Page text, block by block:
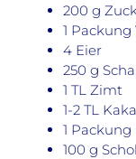
200 g
1
4 Eier
250 g
1 TL Zimt
1-2 TL
1
100 g